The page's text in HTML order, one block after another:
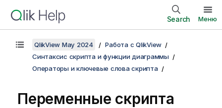
Search Меню
QlikView May 2024
Работа с QlikView
Синтаксис скрипта и функции диаграммы
Операторы и ключевые слова скрипта
Переменные скрипта